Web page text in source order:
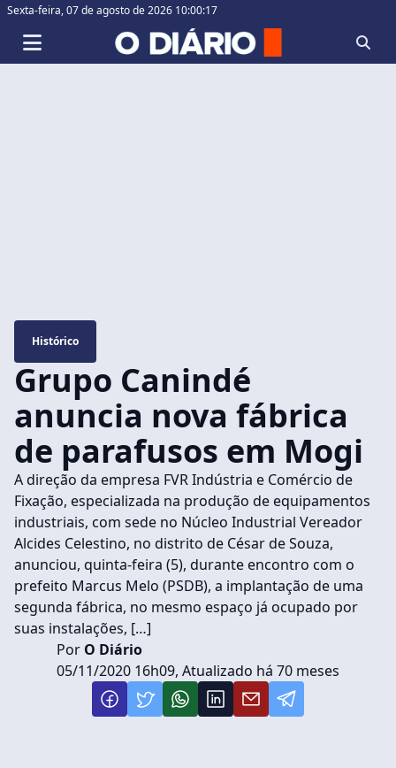
Sexta-feira,07 de agosto de 2026 10:00:18
Histórico
Grupo Canindé
anuncia nova fábrica
de parafusos em Mogi
A direção da empresa FVR Indústria e Comércio de
Fixação, especializada na produção de equipamentos
industriais, com sede no Núcleo Industrial Vereador
Alcides Celestino, no distrito de César de Souza,
anunciou, quinta-feira (5), durante encontro com o
prefeito Marcus Melo (PSDB), a implantação de uma
segunda fábrica, no mesmo espaço já ocupado por
suas instalações, […]
Por O Diário
05/11/2020 16h09, Atualizado há 70 meses